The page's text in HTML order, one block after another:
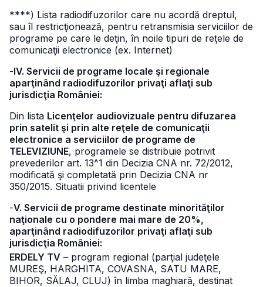
****) Lista radiodifuzorilor care nu acordă dreptul,
sau îl restricţionează, pentru retransmisia serviciilor de
programe pe care le deţin, în noile tipuri de reţele de
comunicaţii electronice (ex. Internet)
-IV. Servicii de programe locale şi regionale
aparţinând radiodifuzorilor privaţi aflaţi sub
jurisdicţia României:
Din lista Licenţelor audiovizuale pentru difuzarea
prin satelit şi prin alte reţele de comunicaţii
electronice a serviciilor de programe de
TELEVIZIUNE, programele se distribuie potrivit
prevederilor art. 13^1 din Decizia CNA nr. 72/2012,
modificată şi completată prin Decizia CNA nr
350/2015. Situatii privind licentele
-V. Servicii de programe destinate minorităţilor
naţionale cu o pondere mai mare de 20%,
aparţinând radiodifuzorilor privaţi aflaţi sub
jurisdicţia României:
ERDELY TV – program regional (parţial judeţele
MUREŞ, HARGHITA, COVASNA, SATU MARE,
BIHOR, SĂLAJ, CLUJ) în limba maghiară, destinat